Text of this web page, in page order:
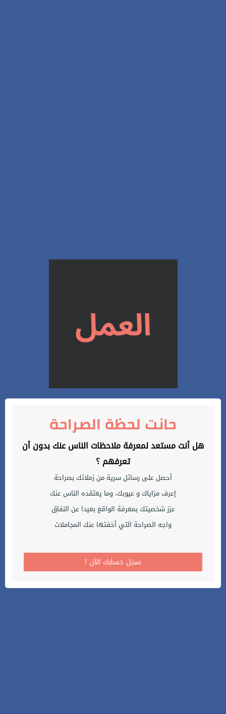
حانت لحظة الصراحة
هل أنت مستعد لمعرفة ملاحظات الناس عنك بدون أن
تعرفهم ؟
أحصل على رسائل سرية من زملائك بصراحة
إعرف مزاياك و عيوبك، وما يعتقده الناس عنك
عزز شخصيتك بمعرفة الواقع بعيدا عن النفاق
واجه الصراحة التي أخفتها عنك المجاملات
! سجل حسابك الآن